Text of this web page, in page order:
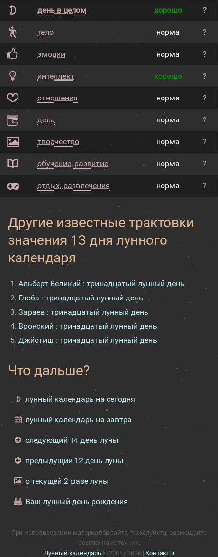
день в целом хорошо ?
тело норма ?
эмоции норма ?
интеллект хорошо ?
отношения норма ?
дела норма ?
творчество норма ?
обучение, развитие норма ?
отдых, развлечения норма ?
Другие известные трактовки
значения 13 дня лунного
календаря
Альберт Великий : тринадцатый лунный день
Глоба : тринадцатый лунный день
Зараев : тринадцатый лунный день
Вронский : тринадцатый лунный день
Джйотиш : тринадцатый лунный день
Что дальше?
лунный календарь на сегодня
лунный календарь на завтра
следующий 14 день луны
предыдущий 12 день луны
о текущей 2 фазе луны
Ваш лунный день рождения
При использовании материалов сайта, пожалуйста, размещайте
ссылку на источник.
Лунный календарь © 2005 - 2026 | Контакты